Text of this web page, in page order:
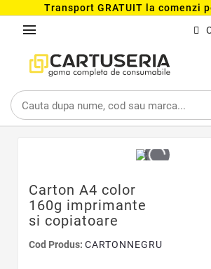
Transport GRATUIT la comenzi
menu
Carton A4 color
160g imprimante
si copiatoare
Cod Produs: CARTONNEGRU